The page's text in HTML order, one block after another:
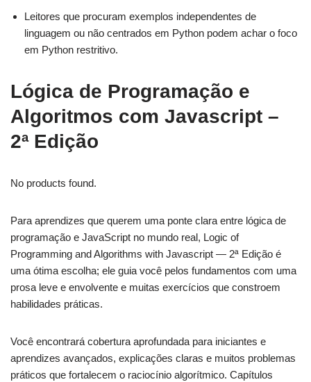
Leitores que procuram exemplos independentes de
linguagem ou não centrados em Python podem achar o foco
em Python restritivo.
Lógica de Programação e
Algoritmos com Javascript –
2ª Edição
No products found.
Para aprendizes que querem uma ponte clara entre lógica de
programação e JavaScript no mundo real, Logic of
Programming and Algorithms with Javascript — 2ª Edição é
uma ótima escolha; ele guia você pelos fundamentos com uma
prosa leve e envolvente e muitas exercícios que constroem
habilidades práticas.
Você encontrará cobertura aprofundada para iniciantes e
aprendizes avançados, explicações claras e muitos problemas
práticos que fortalecem o raciocínio algorítmico. Capítulos